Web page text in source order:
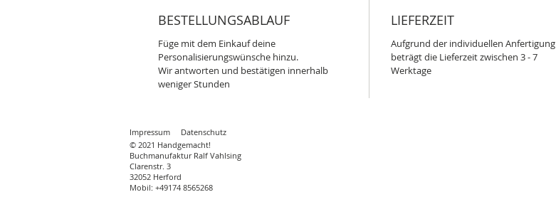
BESTELLUNGSABLAUF
Füge mit dem Einkauf deine
Personalisierungswünsche hinzu.
Wir antworten und bestätigen innerhalb
weniger Stunden
LIEFERZEIT
Aufgrund der individuellen Anfertigung
beträgt die Lieferzeit zwischen 3 - 7
Werktage
Impressum
Datenschutz
© 2021 Handgemacht!
Buchmanufaktur Ralf Vahlsing
Clarenstr. 3
32052 Herford
Mobil: +49174 8565268